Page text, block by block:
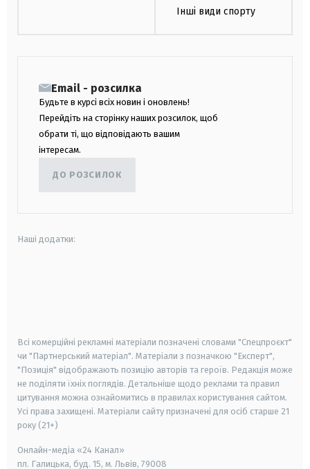
Інші види спорту
Email - розсилка
Будьте в курсі всіх новин і оновлень!
Перейдіть на сторінку наших розсилок, щоб
обрати ті, що відповідають вашим
інтересам.
ДО РОЗСИЛОК
Наші додатки:
Всі комерційні рекламні матеріали позначені словами "Спецпроєкт"
чи "Партнерський матеріал". Матеріали з позначкою "Експерт",
"Позиція" відображають позицію авторів та героїв. Редакція може
не поділяти їхніх поглядів. Детальніше щодо реклами та правил
цитування можна ознайомитись в правилах користування сайтом.
Усі права захищені. Матеріали сайту призначені для осіб старше 21
року (21+)
Онлайн-медіа «24 Канал»
пл. Галицька, буд. 15, м. Львів, 79008